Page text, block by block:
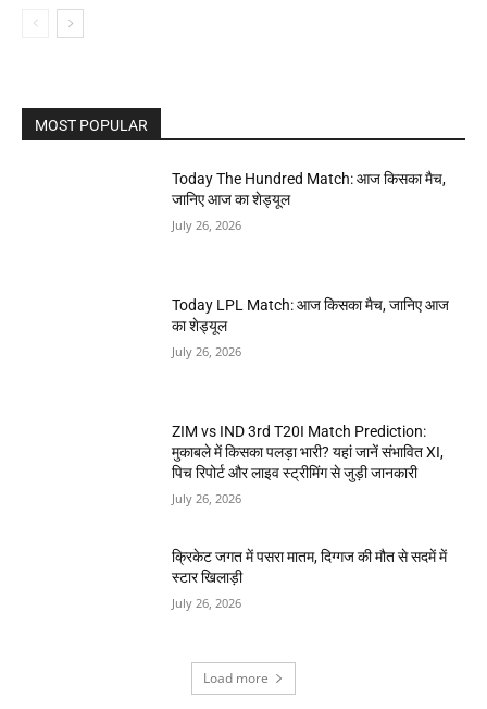
MOST POPULAR
Today The Hundred Match: आज किसका मैच,
जानिए आज का शेड्यूल
July 26, 2026
Today LPL Match: आज किसका मैच, जानिए आज
का शेड्यूल
July 26, 2026
ZIM vs IND 3rd T20I Match Prediction:
मुकाबले में किसका पलड़ा भारी? यहां जानें संभावित XI,
पिच रिपोर्ट और लाइव स्ट्रीमिंग से जुड़ी जानकारी
July 26, 2026
क्रिकेट जगत में पसरा मातम, दिग्गज की मौत से सदमें में
स्टार खिलाड़ी
July 26, 2026
Load more